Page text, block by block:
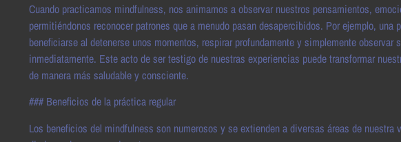
Cuando practicamos mindfulness, nos animamos a observar nuestros pensamientos,
permitiéndonos reconocer patrones que a menudo pasan desapercibidos. Por ejemplo, una
beneficiarse al detenerse unos momentos, respirar profundamente y simplemente
inmediatamente. Este acto de ser testigo de nuestras experiencias puede transformar
de manera más saludable y consciente.
### Beneficios de la práctica regular
Los beneficios del mindfulness son numerosos y se extienden a diversas áreas de